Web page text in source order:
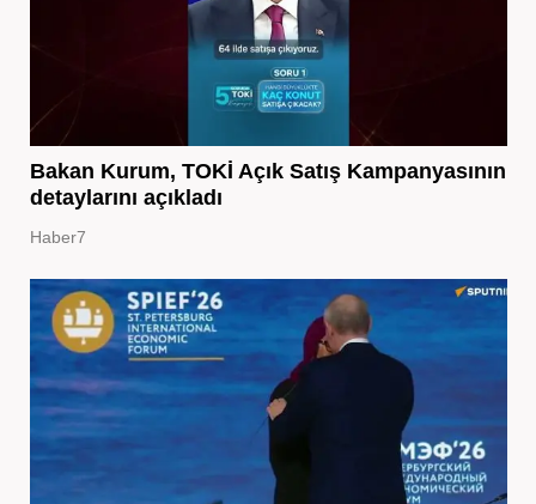
Bakan Kurum, TOKİ Açık Satış Kampanyasının
detaylarını açıkladı
Haber7